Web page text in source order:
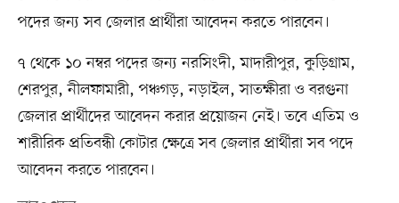
পদের জন্য সব জেলার প্রার্থীরা আবেদন করতে পারবেন।
৭ থেকে ১০ নম্বর পদের জন্য নরসিংদী, মাদারীপুর, কুড়িগ্রাম,
শেরপুর, নীলফামারী, পঞ্চগড়, নড়াইল, সাতক্ষীরা ও বরগুনা
জেলার প্রার্থীদের আবেদন করার প্রয়োজন নেই। তবে এতিম ও
শারীরিক প্রতিবন্ধী কোটার ক্ষেত্রে সব জেলার প্রার্থীরা সব পদে
আবেদন করতে পারবেন।